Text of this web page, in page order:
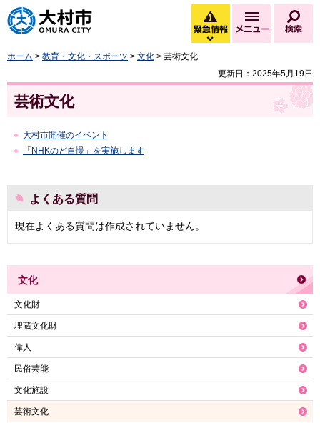
大村市
緊急情報
緊急情報を開く
メニュー
ホーム > 教育・文化・スポーツ > 文化 > 芸術文化
更新日：2025年5月19日
芸術文化
大村市開催のイベント
「NHKのど自慢」を実施します
よくある質問
現在よくある質問は作成されていません。
文化
文化財
埋蔵文化財
偉人
民俗芸能
文化施設
芸術文化